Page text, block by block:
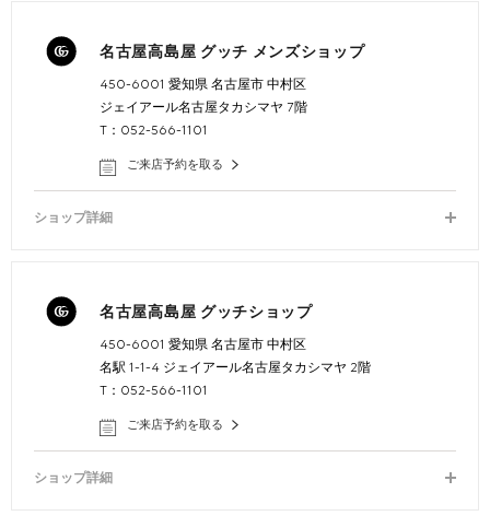
名古屋高島屋 グッチ メンズショップ
450-6001 愛知県 名古屋市 中村区
ジェイアール名古屋タカシマヤ 7階
T：052-566-1101
ご来店予約を取る
ショップ詳細
名古屋高島屋 グッチショップ
450-6001 愛知県 名古屋市 中村区
名駅 1-1-4 ジェイアール名古屋タカシマヤ 2階
T：052-566-1101
ご来店予約を取る
ショップ詳細